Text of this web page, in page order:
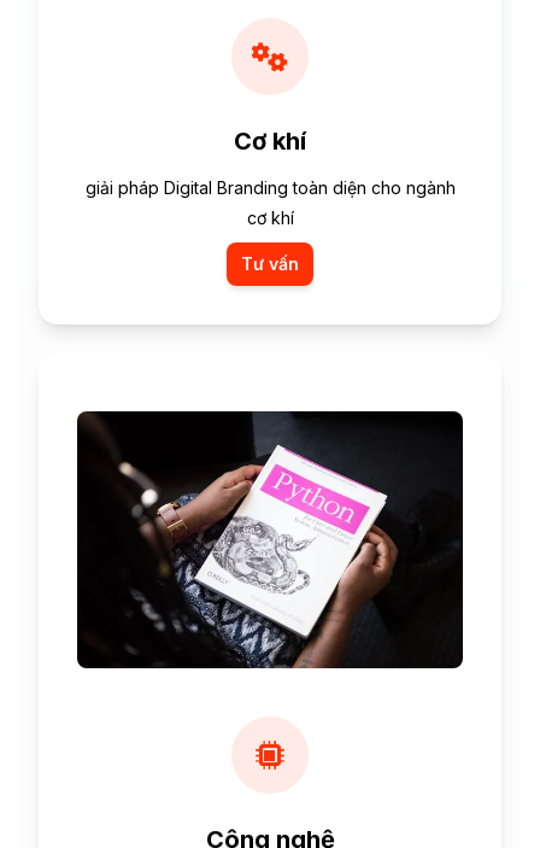
Cơ khí
giải pháp Digital Branding toàn diện cho ngành
cơ khí
Tư vấn
Công nghệ